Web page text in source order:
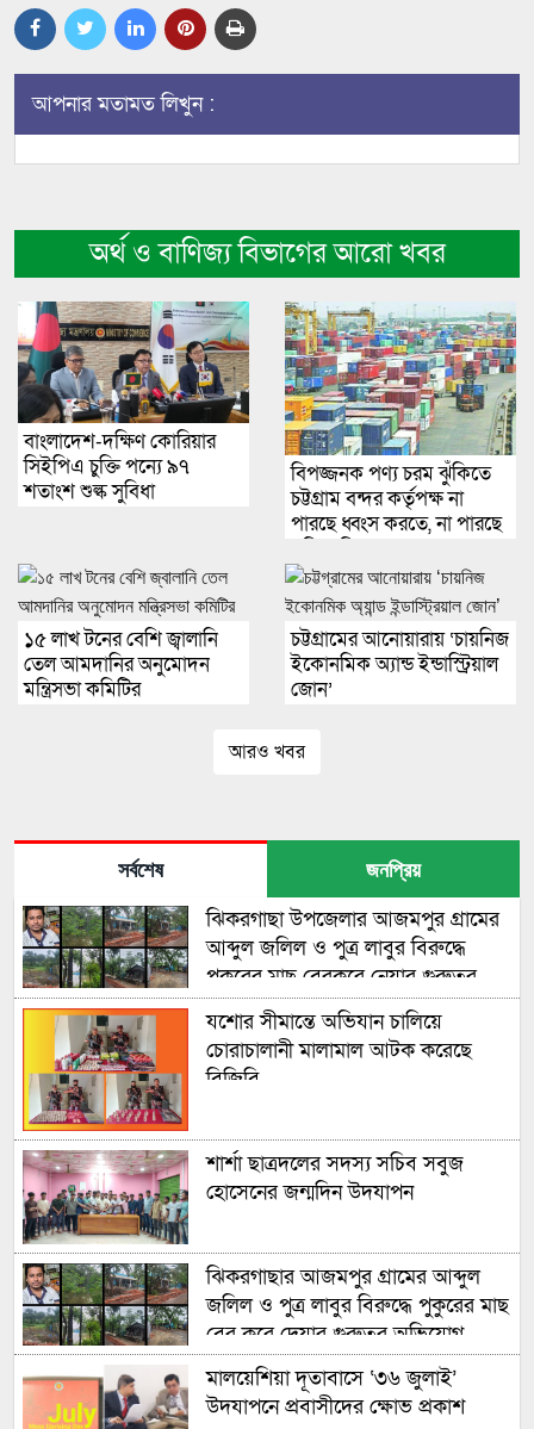
আপনার মতামত লিখুন :
অর্থ ও বাণিজ্য বিভাগের আরো খবর
বাংলাদেশ-দক্ষিণ কোরিয়ার
সিইপিএ চুক্তি পন্যে ৯৭
শতাংশ শুল্ক সুবিধা
বিপজ্জনক পণ্য চরম ঝুঁকিতে
চট্টগ্রাম বন্দর কর্তৃপক্ষ না
পারছে ধ্বংস করতে, না পারছে
১৫ লাখ টনের বেশি জ্বালানি
তেল আমদানির অনুমোদন
মন্ত্রিসভা কমিটির
চট্টগ্রামের আনোয়ারায় ‘চায়নিজ
ইকোনমিক অ্যান্ড ইন্ডাস্ট্রিয়াল
জোন’
আরও খবর
সর্বশেষ জনপ্রিয়
ঝিকরগাছা উপজেলার আজমপুর গ্রামের
আব্দুল জলিল ও পুত্র লাবুর বিরুদ্ধে
পুকুরের মাছ বেরকরে নেয়ার গুরুতর
অভিযোগ উঠেছে
যশোর সীমান্তে অভিযান চালিয়ে
চোরাচালানী মালামাল আটক করেছে
বিজিবি
শার্শা ছাত্রদলের সদস্য সচিব সবুজ
হোসেনের জন্মদিন উদযাপন
ঝিকরগাছার আজমপুর গ্রামের আব্দুল
জলিল ও পুত্র লাবুর বিরুদ্ধে পুকুরের মাছ
বের করে দেয়ার গুরুতর অভিযোগ
উঠেছে
মালয়েশিয়া দূতাবাসে ‘৩৬ জুলাই’
উদযাপনে প্রবাসীদের ক্ষোভ প্রকাশ